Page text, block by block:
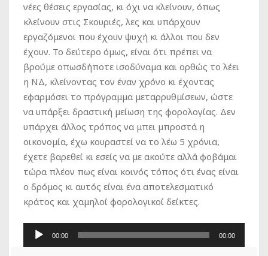
νέες θέσεις εργασίας, κι όχι να κλείνουν, όπως
κλείνουν στις Σκουριές, λες και υπάρχουν
εργαζόμενοι που έχουν ψυχή κι άλλοι που δεν
έχουν. Το δεύτερο όμως, είναι ότι πρέπει να
βρούμε οπωσδήποτε ισοδύναμα και ορθώς το λέει
η ΝΔ, κλείνοντας τον έναν χρόνο κι έχοντας
εφαρμόσει το πρόγραμμα μεταρρυθμίσεων, ώστε
να υπάρξει δραστική μείωση της φορολογίας. Δεν
υπάρχει άλλος τρόπος να μπει μπροστά η
οικονομία, έχω κουραστεί να το λέω 5 χρόνια,
έχετε βαρεθεί κι εσείς να με ακούτε αλλά φοβάμαι
τώρα πλέον πως είναι κοινός τόπος ότι ένας είναι
ο δρόμος κι αυτός είναι ένα αποτελεσματικό
κράτος και χαμηλοί φορολογικοί δείκτες.
Πρόγραμμα
00:00 00:00